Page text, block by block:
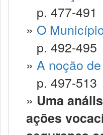
p. 477-491
» O
p. 492-495
» A noção
p. 497-513
» Uma
ações